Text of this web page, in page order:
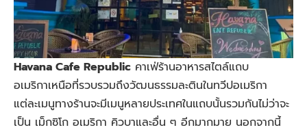
Havana Cafe Republic คาเฟ่ร้านอาหารสไตล์แถบ
อเมริกาเหนือที่รวบรวมถึงวัฒนธรรมละตินในทวีปอเมริกา
แต่ละเมนูทางร้านจะมีเมนูหลายประเทศในแถบนั้นรวมกันไม่ว่าจะ
เป็น เม็กซิโก อเมริกา คิวบาและอื่น ๆ อีกมากมาย นอกจากนี้